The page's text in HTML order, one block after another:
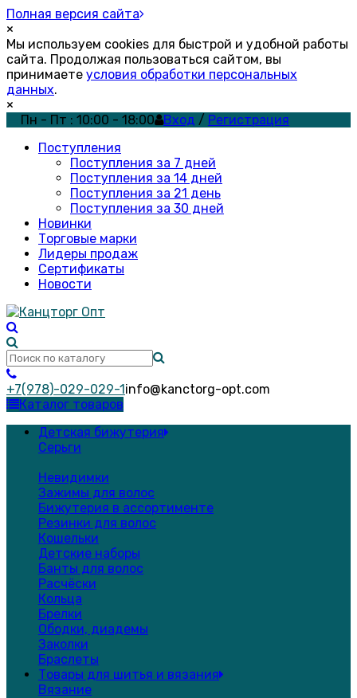
Полная версия сайта
×
Мы используем cookies для быстрой и удобной работы
сайта. Продолжая пользоваться сайтом, вы
принимаете условия обработки персональных
данных.
×
Пн - Пт : 10:00 - 18:00
Вход / Регистрация
Поступления
Поступления за 7 дней
Поступления за 14 дней
Поступления за 21 день
Поступления за 30 дней
Новинки
Торговые марки
Лидеры продаж
Сертификаты
Новости
+7(978)-029-029-1info@kanctorg-opt.com
Каталог товаров
Детская бижутерия
Серьги
Невидимки
Зажимы для волос
Бижутерия в ассортименте
Резинки для волос
Кошельки
Детские наборы
Банты для волос
Расчёски
Кольца
Брелки
Ободки, диадемы
Заколки
Браслеты
Товары для шитья и вязания
Вязание